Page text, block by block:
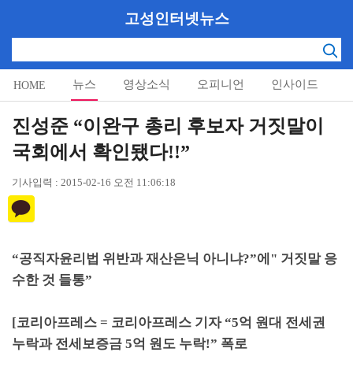
고성인터넷뉴스
HOME 뉴스 영상소식 오피니언 인사이드
알림마당
진성준 “이완구 총리 후보자 거짓말이
국회에서 확인됐다!!”
기사입력 : 2015-02-16 오전 11:06:18
“공직자윤리법 위반과 재산은닉 아니냐?”에 " 거짓말 응
수한 것 들통”
[코리아프레스 = 코리아프레스 기자“5억 원대 전세권
누락과 전세보증금 5억 원도 누락!” 폭로